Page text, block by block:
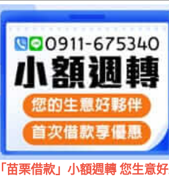
「苗栗借款」小額週轉 您生意